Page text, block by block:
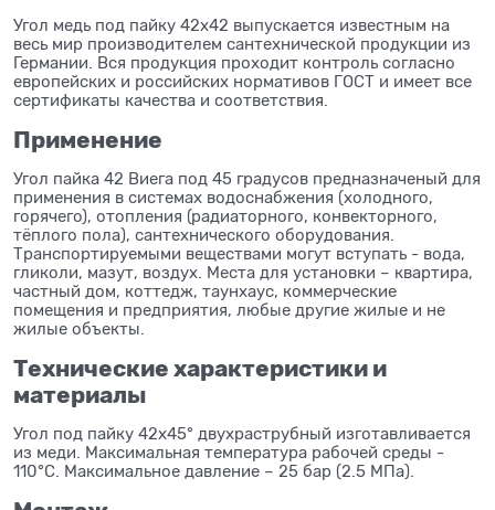
Угол медь под пайку 42x42 выпускается известным на
весь мир производителем сантехнической продукции из
Германии. Вся продукция проходит контроль согласно
европейских и российских нормативов ГОСТ и имеет все
сертификаты качества и соответствия.
Применение
Угол пайка 42 Виега под 45 градусов предназначеный для
применения в системах водоснабжения (холодного,
горячего), отопления (радиаторного, конвекторного,
тёплого пола), сантехнического оборудования.
Транспортируемыми веществами могут вступать - вода,
гликоли, мазут, воздух. Места для установки – квартира,
частный дом, коттедж, таунхаус, коммерческие
помещения и предприятия, любые другие жилые и не
жилые объекты.
Технические характеристики и
материалы
Угол под пайку 42x45° двухраструбный изготавливается
из меди. Максимальная температура рабочей среды -
110°C. Максимальное давление – 25 бар (2.5 МПа).